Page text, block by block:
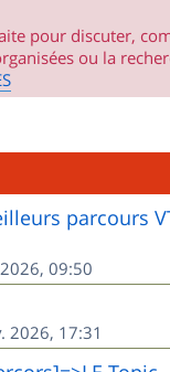
pour discuter,
ou la
parcours
09:50
2026, 17:31